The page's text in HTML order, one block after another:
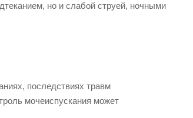
но и слабой струей, ночными
последствиях травм
мочеиспускания может